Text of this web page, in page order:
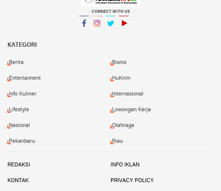
CONNECT WITH US
KATEGORI
Berita Bisnis
Entertaiment HuKrim
Info Kuliner Internasional
Lifestyle Lowongan Kerja
Nasional Olahraga
Pekanbaru Riau
REDAKSI INFO IKLAN
KONTAK PRIVACY POLICY